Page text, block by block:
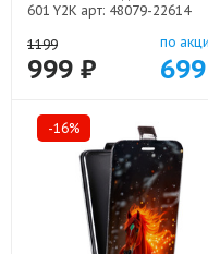
601 Y2K арт: 48079-22614
1199
999 ₽
по
-16%